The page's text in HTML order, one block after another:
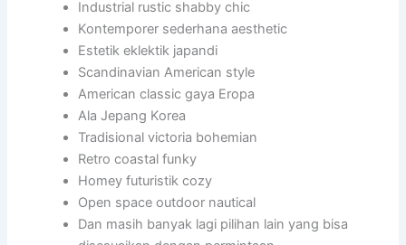
Industrial rustic shabby chic
Kontemporer sederhana aesthetic
Estetik eklektik japandi
Scandinavian American style
American classic gaya Eropa
Ala Jepang Korea
Tradisional victoria bohemian
Retro coastal funky
Homey futuristik cozy
Open space outdoor nautical
Dan masih banyak lagi pilihan lain yang bisa